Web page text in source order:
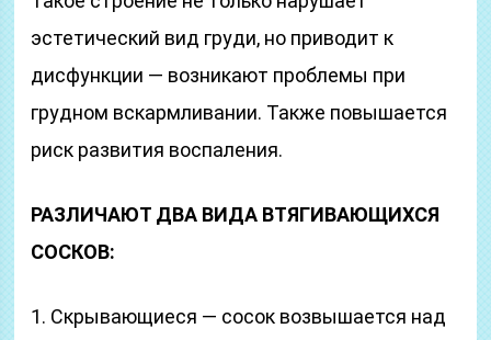
эстетический вид груди, но приводит к
дисфункции — возникают проблемы при
грудном вскармливании. Также повышается
риск развития воспаления.
РАЗЛИЧАЮТ ДВА ВИДА ВТЯГИВАЮЩИХСЯ
СОСКОВ:
1. Скрывающиеся — сосок возвышается над